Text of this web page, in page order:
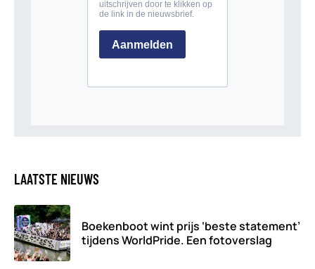
LAATSTE NIEUWS
Boekenboot wint prijs ‘beste statement’
tijdens WorldPride. Een fotoverslag